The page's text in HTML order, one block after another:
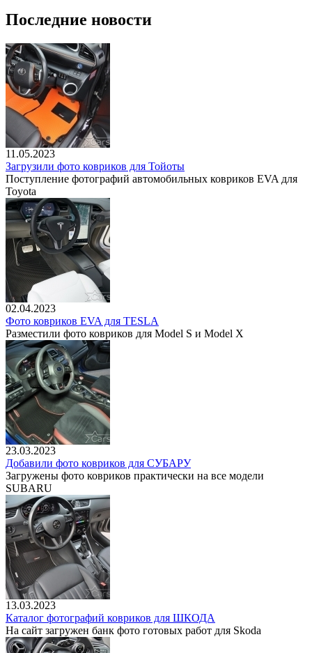
Последние новости
11.05.2023
Загрузили фото ковриков для Тойоты
Поступление фотографий автомобильных ковриков EVA для
Toyota
02.04.2023
Фото ковриков EVA для TESLA
Разместили фото ковриков для Model S и Model X
23.03.2023
Добавили фото ковриков для СУБАРУ
Загружены фото ковриков практически на все модели
SUBARU
13.03.2023
Каталог фотографий ковриков для ШКОДА
На сайт загружен банк фото готовых работ для Skoda